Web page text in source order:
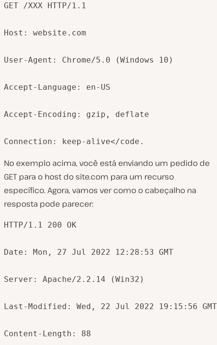
GET /XXX HTTP/1.1
Host: website.com
User-Agent: Chrome/5.0 (Windows 10)
Accept-Language: en-US
Accept-Encoding: gzip, deflate
Connection: keep-alive</code.
No exemplo acima, você está enviando um pedido de
GET para o host do site.com para um recurso
específico. Agora, vamos ver como o cabeçalho na
resposta pode parecer:
HTTP/1.1 200 OK
Date: Mon, 27 Jul 2022 12:28:53 GMT
Server: Apache/2.2.14 (Win32)
Last-Modified: Wed, 22 Jul 2022 19:15:56 GMT
Content-Length: 88